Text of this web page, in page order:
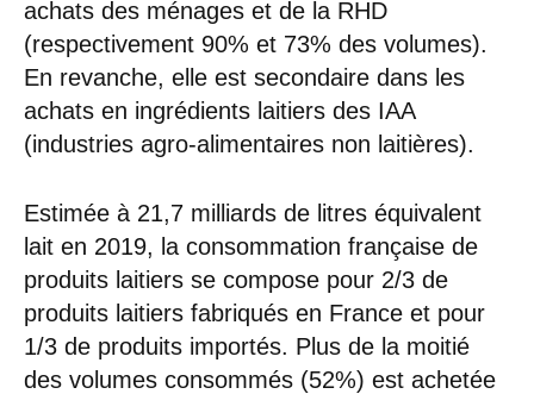
achats des ménages et de la RHD
(respectivement 90% et 73% des volumes).
En revanche, elle est secondaire dans les
achats en ingrédients laitiers des IAA
(industries agro-alimentaires non laitières).
Estimée à 21,7 milliards de litres équivalent
lait en 2019, la consommation française de
produits laitiers se compose pour 2/3 de
produits laitiers fabriqués en France et pour
1/3 de produits importés. Plus de la moitié
des volumes consommés (52%) est achetée